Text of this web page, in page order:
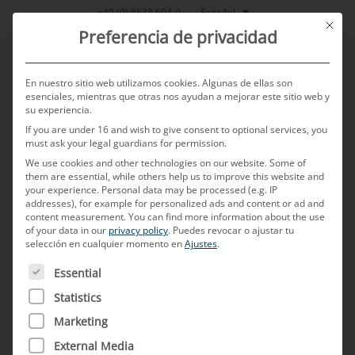
Saltar
+49 (0) 8638 604-0 Español
POSTED ON27 DE OCTUBRE DE 2022 BYMD ELEKTRONIK
C-KLIC: el nuevo todo terreno
entre los conectores aptos
para la industria automotriz
Aquí encontrará todo lo que necesita saber
acerca del nuevo conector USB Type-C y por qué
This
Preferencia de privacidad
En nuestro sitio web utilizamos cookies. Algunas de ellas son
esenciales, mientras que otras nos ayudan a mejorar este sitio web y
su experiencia.
If you are under 16 and wish to give consent to optional services, you
must ask your legal guardians for permission.
We use cookies and other technologies on our website. Some of
them are essential, while others help us to improve this website and
your experience. Personal data may be processed (e.g. IP
addresses), for example for personalized ads and content or ad and
content measurement.You can find more information about the use
of your data in our privacy policy. Puedes revocar o ajustar tu
selección en cualquier momento enAjustes.
A CONTINUACIÓN FIGURA UNA LISTA DE LOS GRUPOS
Essential
Statistics
Marketing
External Media